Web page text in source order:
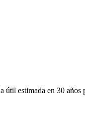
estimada en 30